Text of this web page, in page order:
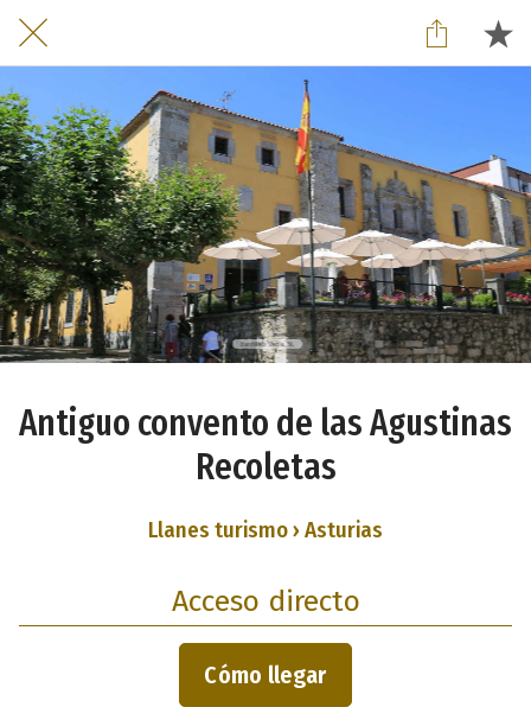
Antiguo convento de las Agustinas
Recoletas
Llanes turismo › Asturias
Acceso directo
Cómo llegar